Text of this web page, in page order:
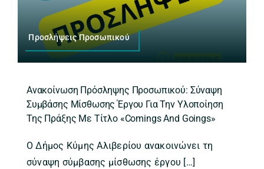
Προσλήψεις Προσωπικού
Ανακοίνωση Πρόσληψης Προσωπικού: Σύναψη
Συμβάσης Μίσθωσης Έργου Για Την Υλοποίηση
Της Πράξης Με Τίτλο «Comings And Goings»
Ο Δήμος Κύμης Αλιβερίου ανακοινώνει τη
σύναψη σύμβασης μίσθωσης έργου […]